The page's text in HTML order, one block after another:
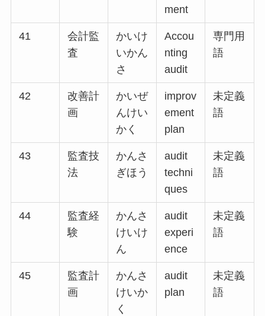
ment
41
会計監
査
かいけ
いかん
さ
Accou
nting
audit
専門用
語
42
改善計
画
かいぜ
んけい
かく
improv
ement
plan
未定義
語
43
監査技
法
かんさ
ぎほう
audit
techni
ques
未定義
語
44
監査経
験
かんさ
けいけ
ん
audit
experi
ence
未定義
語
45
監査計
画
かんさ
けいか
く
audit
plan
未定義
語